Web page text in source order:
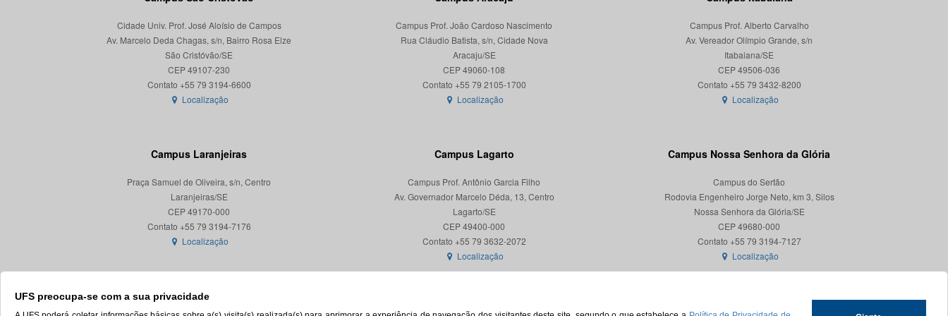
UFS preocupa-se com a sua privacidade
Cidade Univ. Prof. José Aloísio de Campos
Av. Marcelo Deda Chagas, s/n, Bairro Rosa Elze
São Cristóvão/SE
CEP 49107-230
Localização
Campus Prof. João Cardoso Nascimento
Rua Cláudio Batista, s/n, Cidade Nova
Aracaju/SE
CEP 49060-108
Localização
Campus Prof. Alberto Carvalho
Av. Vereador Olímpio Grande, s/n
Itabaiana/SE
CEP 49506-036
Localização
Campus Laranjeiras
Praça Samuel de Oliveira, s/n, Centro
Laranjeiras/SE
CEP 49170-000
Localização
Campus Lagarto
Campus Prof. Antônio Garcia Filho
Av. Governador Marcelo Déda, 13, Centro
Lagarto/SE
CEP 49400-000
Localização
Campus Nossa Senhora da Glória
Campus do Sertão
Rodovia Engenheiro Jorge Neto, km 3, Silos
Nossa Senhora da Glória/SE
CEP 49680-000
Contato +55 79 3194-7127
Localização